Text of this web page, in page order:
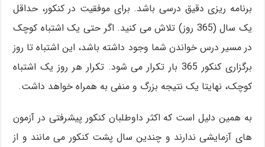
برنامه ریزی دقیق درسی باشد. برای موفقیت در کنکور، حداقل
یک سال (365 روز) تلاش می کنید. اگر حتی یک اشتباه کوچک
در مسیر درس خواندن شما وجود داشته باشد، این اشتباه تا روز
برگزاری کنکور 365 بار تکرار می شود. تکرار هر روز یک اشتباه
کوچک، نهایتا یک نتیجه بزرگ و منفی به همراه خواهد داشت.
به همین دلیل است که اکثر داوطلبان کنکور پیشرفتی در آزمون
های آزمایشی ندارند و چندین سال پشت کنکور می مانند و از